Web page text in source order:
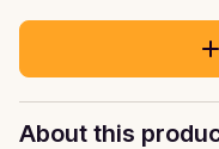
About this